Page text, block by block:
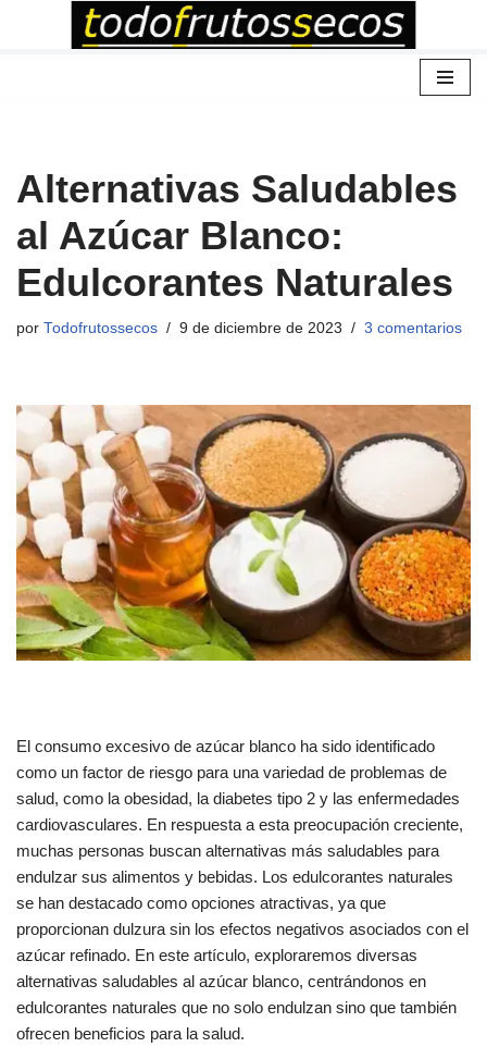
Alternativas Saludables
al Azúcar Blanco:
Edulcorantes Naturales
por Todofrutossecos 9 de diciembre de 2023 3 comentarios
El consumo excesivo de azúcar blanco ha sido identificado
como un factor de riesgo para una variedad de problemas de
salud, como la obesidad, la diabetes tipo 2 y las enfermedades
cardiovasculares. En respuesta a esta preocupación creciente,
muchas personas buscan alternativas más saludables para
endulzar sus alimentos y bebidas. Los edulcorantes naturales
se han destacado como opciones atractivas, ya que
proporcionan dulzura sin los efectos negativos asociados con el
azúcar refinado. En este artículo, exploraremos diversas
alternativas saludables al azúcar blanco, centrándonos en
edulcorantes naturales que no solo endulzan sino que también
ofrecen beneficios para la salud.